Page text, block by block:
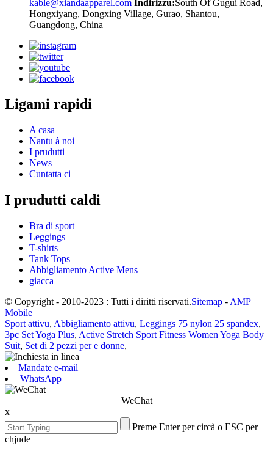
kable@xiandaapparel.com Indirizzu:South Of Gugui Road,
Hongxiyang, Dongxing Village, Gurao, Shantou,
Guangdong, China
Ligami rapidi
A casa
Nantu à noi
I prudutti
News
Cuntatta ci
I prudutti caldi
Bra di sport
Leggings
T-shirts
Tank Tops
Abbigliamento Active Mens
giacca
© Copyright - 2010-2023 : Tutti i diritti riservati.Sitemap - AMP
Mobile
Sport attivu, Abbigliamento attivu, Leggings 75 nylon 25 spandex,
3pc Set Yoga Plus, Active Stretch Sport Fitness Women Yoga Body
Suit, Set di 2 pezzi per e donne,
Mandate e-mail
WhatsApp
WeChat
x
Preme Enter per circà o ESC per
chjude